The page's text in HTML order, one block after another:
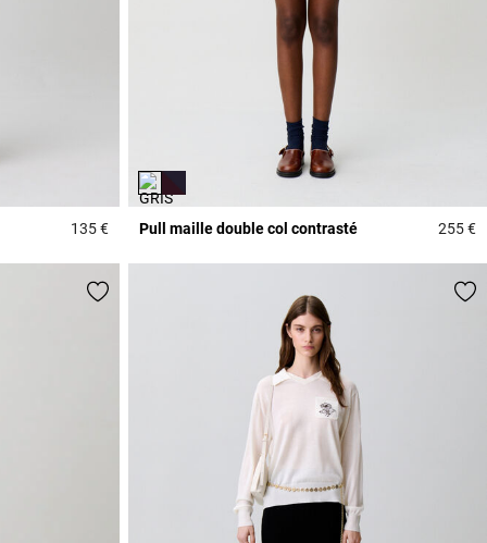
135 €3,6 out of 5 Customer Rating
Pull maille double col contrasté 255 €4